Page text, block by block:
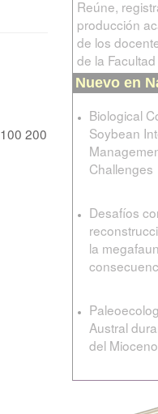
100 200
Reúne,
producción
de los
de la Facultad
Nuevo en
Biological
Soybean
Challenges
Desafíos
la
Austral
del Mioceno